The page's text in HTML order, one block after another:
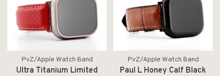
PvZ/Apple Watch Band
Ultra Titanium Limited
PvZ/Apple Watch Band
Paul L Honey Calf Black